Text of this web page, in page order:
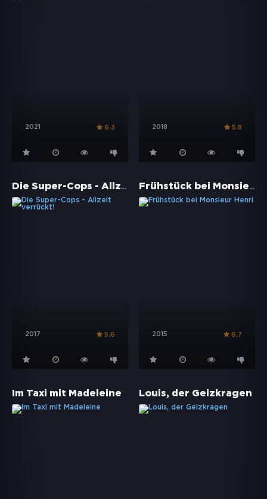
2021 6.3 2018 5.8
Die Super-Cops - Allzeit verrückt!
2017 5.6
Frühstück bei Monsieur Henri
2015 6.7
Im Taxi mit Madeleine Louis, der Geizkragen